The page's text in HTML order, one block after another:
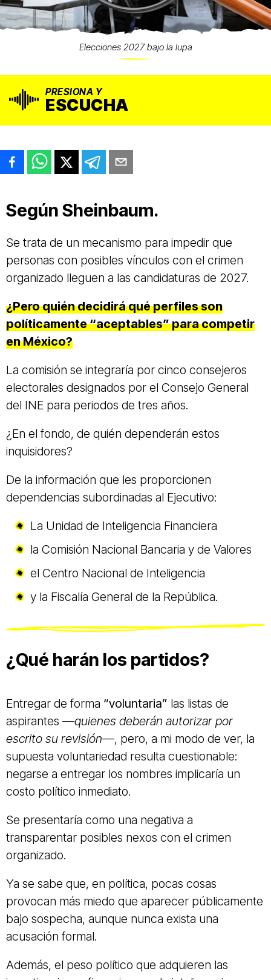
Elecciones 2027 bajo la lupa
PRESIONA Y
ESCUCHA
Según Sheinbaum.
Se trata de un mecanismo para impedir que
personas con posibles vínculos con el crimen
organizado lleguen a las candidaturas de 2027.
¿Pero quién decidirá qué perfiles son
políticamente “aceptables” para competir
en México?
La comisión se integraría por cinco consejeros
electorales designados por el Consejo General
del INE para periodos de tres años.
¿En el fondo, de quién dependerán estos
inquisidores?
De la información que les proporcionen
dependencias subordinadas al Ejecutivo:
La Unidad de Inteligencia Financiera
la Comisión Nacional Bancaria y de Valores
el Centro Nacional de Inteligencia
y la Fiscalía General de la República.
¿Qué harán los partidos?
Entregar de forma “voluntaria” las listas de
aspirantes —quienes deberán autorizar por
escrito su revisión—, pero, a mi modo de ver, la
supuesta voluntariedad resulta cuestionable:
negarse a entregar los nombres implicaría un
costo político inmediato.
Se presentaría como una negativa a
transparentar posibles nexos con el crimen
organizado.
Ya se sabe que, en política, pocas cosas
provocan más miedo que aparecer públicamente
bajo sospecha, aunque nunca exista una
acusación formal.
Además, el peso político que adquieren las